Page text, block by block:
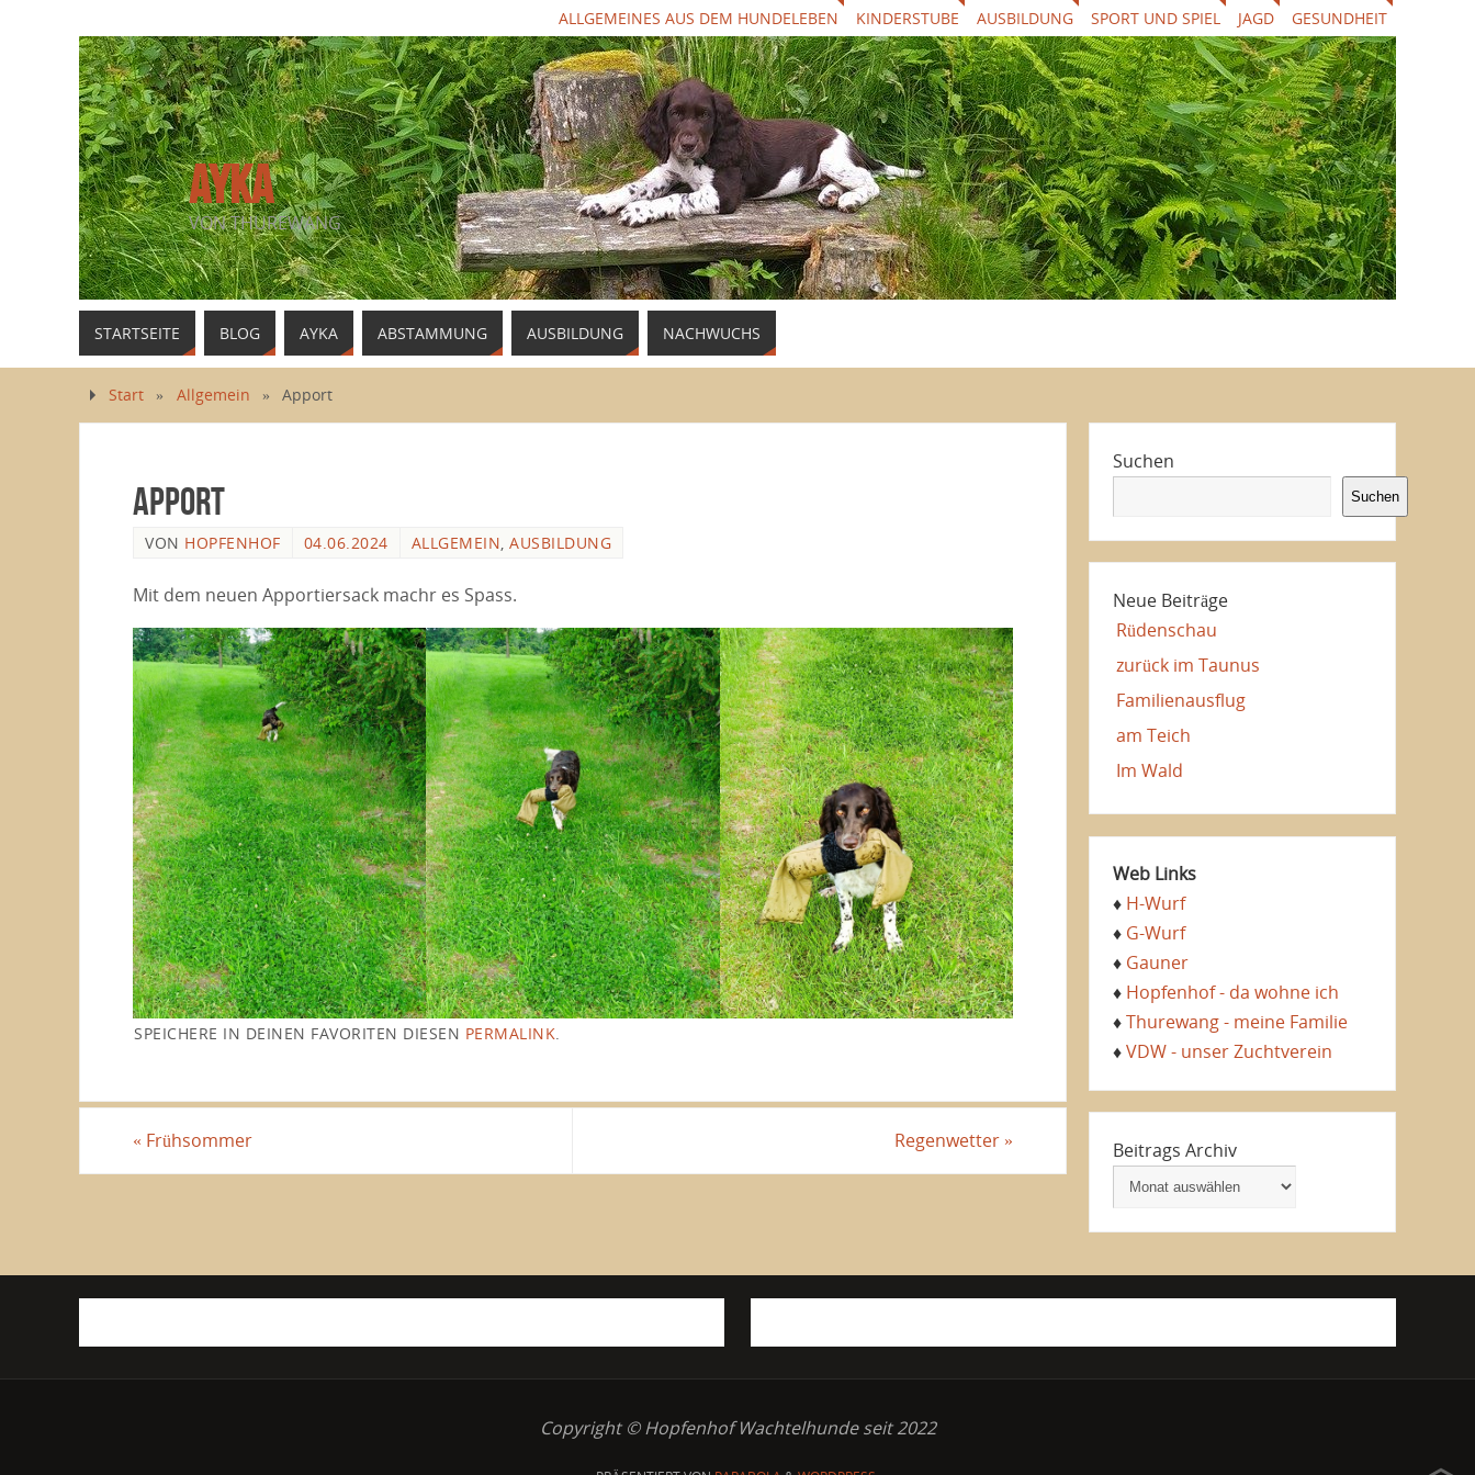
ALLGEMEINES AUS DEM HUNDELEBEN KINDERSTUBE AUSBILDUNG SPORT UND SPIEL JAGD GESUNDHEIT
AYKA
VON THUREWANG
STARTSEITE BLOG AYKA ABSTAMMUNG AUSBILDUNG NACHWUCHS
Start » Allgemein » Apport
Apport
VON HOPFENHOF 04.06.2024 ALLGEMEIN, AUSBILDUNG
Mit dem neuen Apportiersack machr es Spass.
SPEICHERE IN DEINEN FAVORITEN DIESEN PERMALINK.
« Frühsommer Regenwetter »
Suchen
Suchen
Neue Beiträge
Rüdenschau
zurück im Taunus
Familienausflug
am Teich
Im Wald
Web Links
♦ H-Wurf
♦ G-Wurf
♦ Gauner
♦ Hopfenhof - da wohne ich
♦Thurewang - meine Familie
♦VDW - unser Zuchtverein
Beitrags Archiv
Copyright © Hopfenhof Wachtelhunde seit 2022